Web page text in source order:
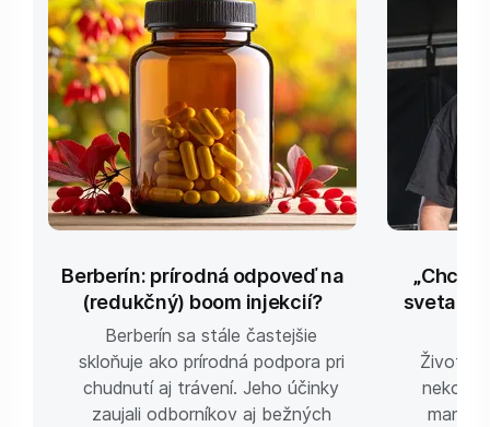
Berberín: prírodná odpoveď na
(redukčný) boom injekcií?
Berberín sa stále častejšie
skloňuje ako prírodná podpora pri
chudnutí aj trávení. Jeho účinky
zaujali odborníkov aj bežných
sveta
Život